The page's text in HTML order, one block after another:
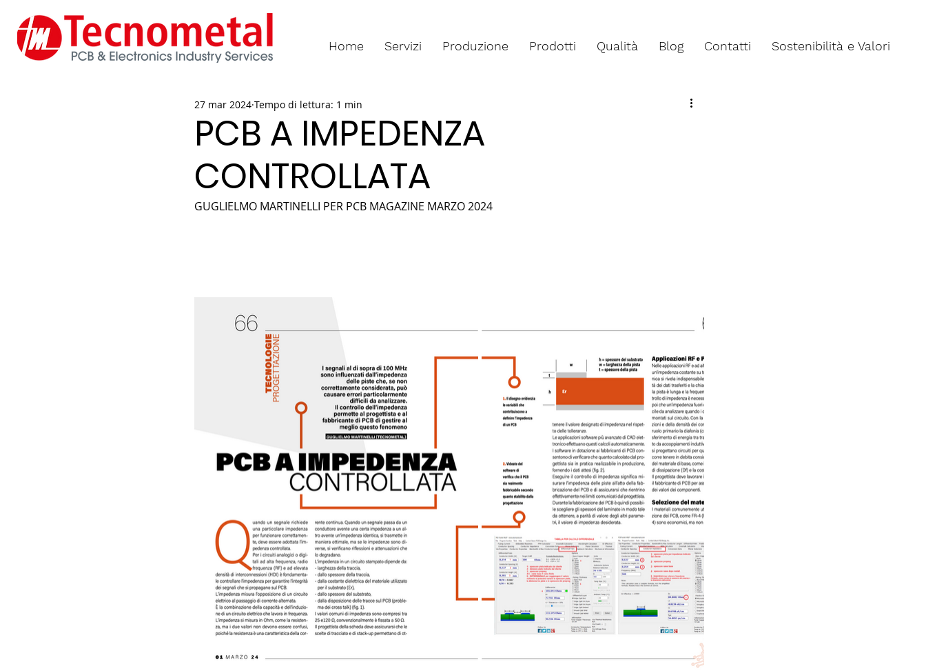
Home Servizi Produzione Prodotti Qualità Blog Contatti Sostenibilità e Valori
PCB A IMPEDENZA
CONTROLLATA
27 mar 2024 Tempo di lettura: 1 min
GUGLIELMO MARTINELLI PER PCB MAGAZINE MARZO 2024